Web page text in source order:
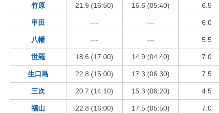
竹原 21.9 (16:50) 16.6 (05:40) 6.5
甲田 --- --- 6.0
八幡 --- --- 5.5
世羅 18.6 (17:00) 14.9 (04:40) 7.0
生口島 22.8 (15:00) 17.3 (06:30) 7.5
三次 20.7 (14:10) 15.3 (06:20) 4.5
福山 22.8 (16:00) 17.5 (05:50) 7.0